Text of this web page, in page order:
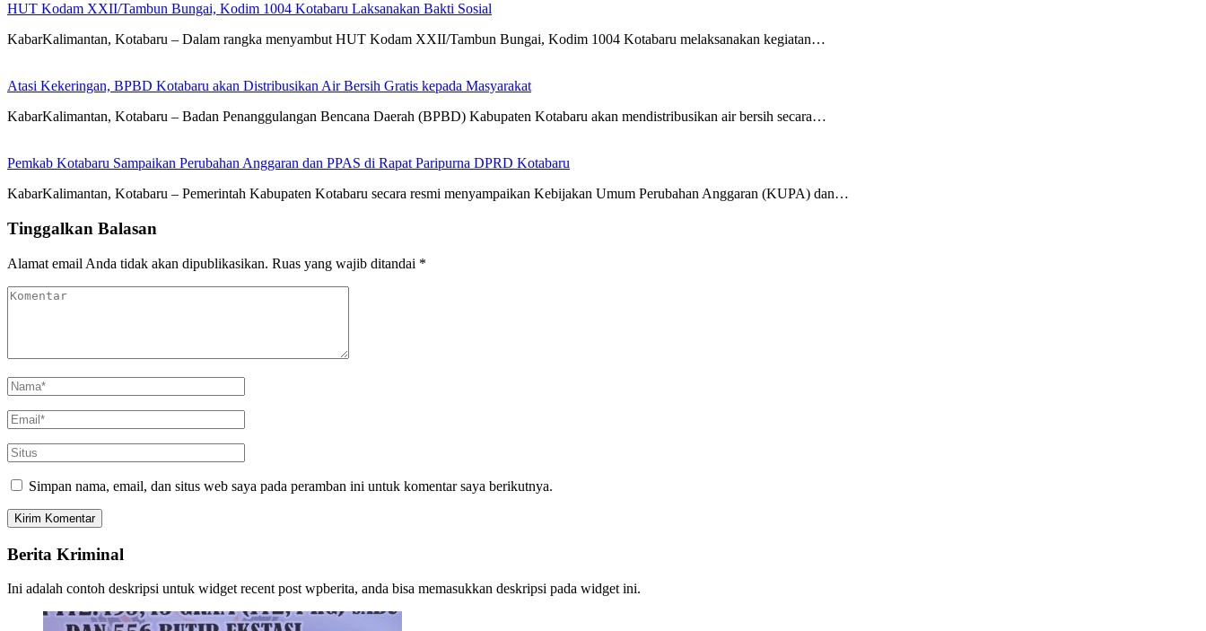
HUT Kodam XXII/Tambun Bungai, Kodim 1004 Kotabaru Laksanakan Bakti Sosial
KabarKalimantan, Kotabaru – Dalam rangka menyambut HUT Kodam XXII/Tambun Bungai, Kodim 1004 Kotabaru melaksanakan kegiatan…
Atasi Kekeringan, BPBD Kotabaru akan Distribusikan Air Bersih Gratis kepada Masyarakat
KabarKalimantan, Kotabaru – Badan Penanggulangan Bencana Daerah (BPBD) Kabupaten Kotabaru akan mendistribusikan air bersih secara…
Pemkab Kotabaru Sampaikan Perubahan Anggaran dan PPAS di Rapat Paripurna DPRD Kotabaru
KabarKalimantan, Kotabaru – Pemerintah Kabupaten Kotabaru secara resmi menyampaikan Kebijakan Umum Perubahan Anggaran (KUPA) dan…
Tinggalkan Balasan
Alamat email Anda tidak akan dipublikasikan. Ruas yang wajib ditandai *
Simpan nama, email, dan situs web saya pada peramban ini untuk komentar saya berikutnya.
Berita Kriminal
Ini adalah contoh deskripsi untuk widget recent post wpberita, anda bisa memasukkan deskripsi pada widget ini.